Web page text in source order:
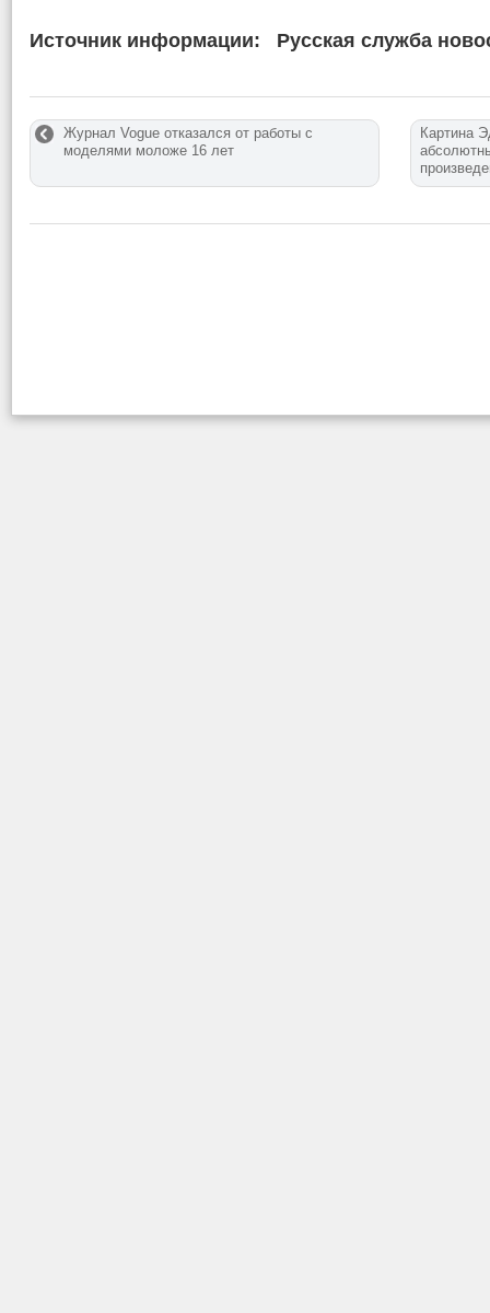
Источник информации: Русская служба
Журнал Vogue отказался от работы с
моделями моложе 16 лет
Картина